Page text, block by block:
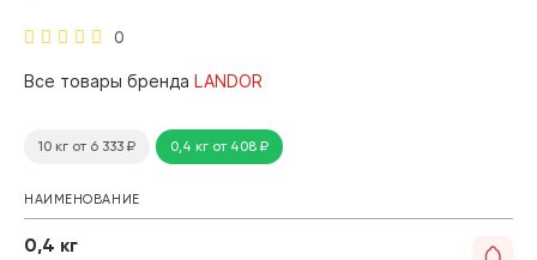
0
Все товары бренда LANDOR
10 кг от 6 333 ₽ 0,4 кг от 408₽
НАИМЕНОВАНИЕ
0,4 кг